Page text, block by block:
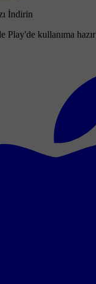
İndirin
Play'de kullanıma hazır